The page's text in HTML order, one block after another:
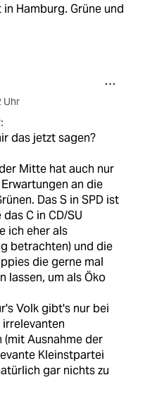
Hamburg. Grüne und
Uhr
das jetzt sagen?
Mitte hat auch nur
an die
Das S in SPD ist
C in CD/SU
ich eher als
betrachten) und die
die gerne mal
lassen, um als Öko
Volk gibt's nur bei
(mit Ausnahme der
Kleinstpartei
gar nichts zu